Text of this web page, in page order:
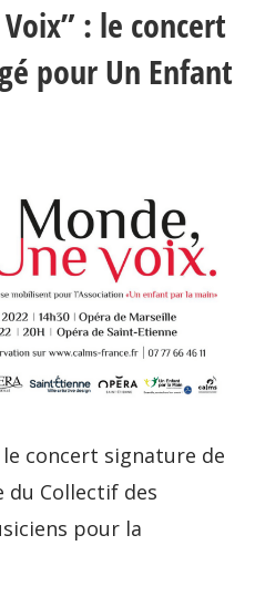
: le concert
pour Un Enfant
le concert signature de
du Collectif des
pour la